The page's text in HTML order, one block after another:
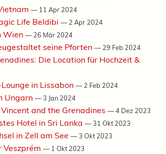
— 11 Apr 2024
Life Beldibi — 2 Apr 2024
Wien — 26 Mär 2024
seine Pforten — 29 Feb 2024
Die Location für Hochzeit &
in Lissabon — 2 Feb 2024
Ungarn —3 Jan 2024
and the Grenadines —4 Dez 2023
Hotel in Sri Lanka —31 Okt 2023
in Zell am See —3 Okt 2023
Veszprém — 1 Okt 2023